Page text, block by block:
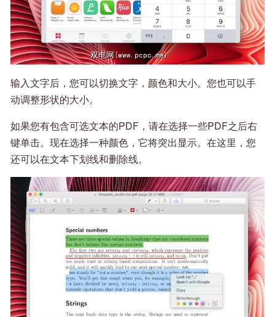
输入文字后，您可以切换文字，颜色和大小。您也可以手
动调整形状的大小。
如果您有包含可选文本的PDF，请在选择一些PDF之后右
键单击。现在选择一种颜色，它将突出显示。在这里，您
还可以在文本下划线和删除线。